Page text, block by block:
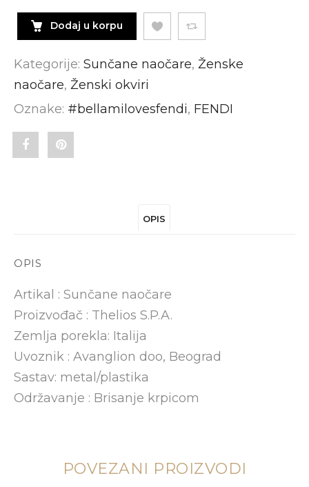
Dodaj u korpu
Kategorije: Sunčane naočare, Ženske
naočare, Ženski okviri
Oznake: #bellamilovesfendi, FENDI
Share
Facebook
Pin
Pinterest
OPIS
OPIS
Artikal : Sunčane naočare
Proizvođač : Thelios S.P.A.
Zemlja porekla: Italija
Uvoznik : Avanglion doo, Beograd
Sastav: metal/plastika
Održavanje : Brisanje krpicom
POVEZANI PROIZVODI